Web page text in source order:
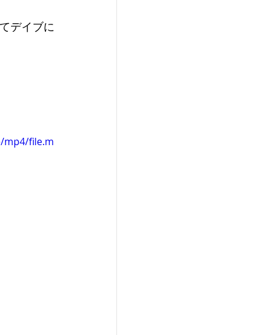
デイブに
mp4/file.m